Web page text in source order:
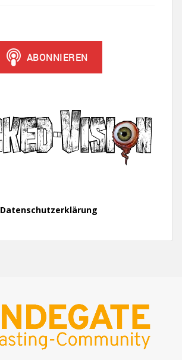
Datenschutzerklärung